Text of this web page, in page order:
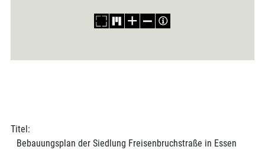
Titel:
Bebauungsplan der Siedlung Freisenbruchstraße in Essen